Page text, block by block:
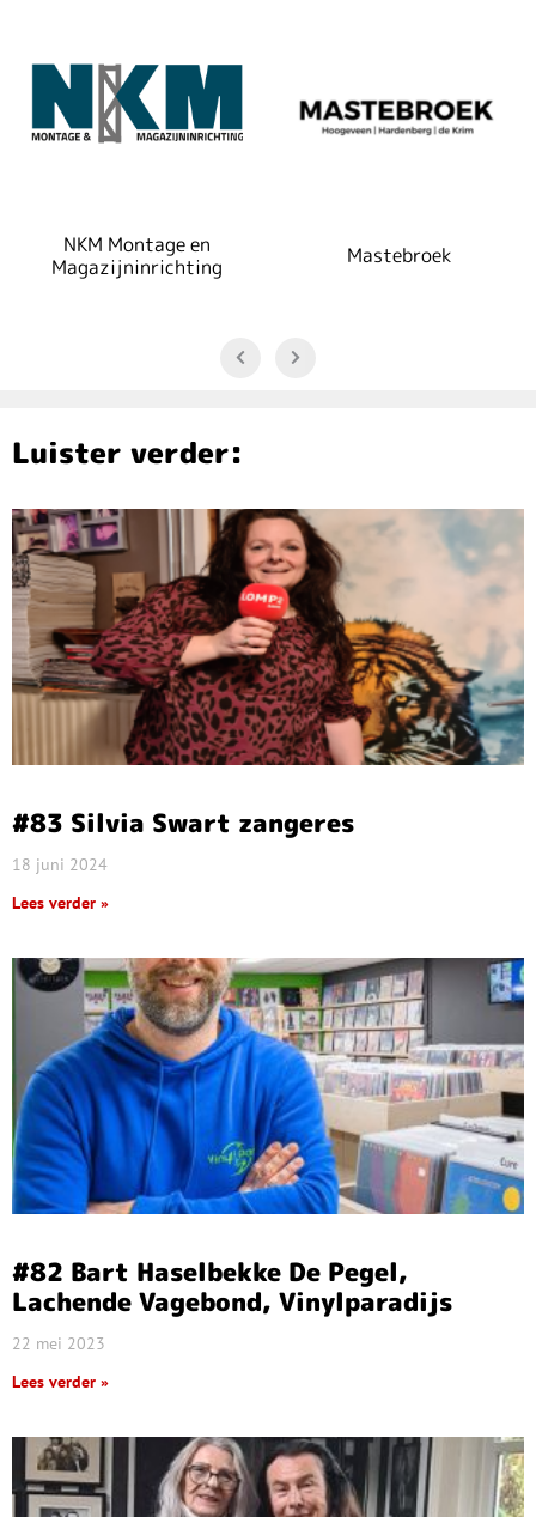
NKM Montage en
Magazijninrichting
Mastebroek
Luister verder:
#83 Silvia Swart zangeres
18 juni 2024
Lees verder »
#82 Bart Haselbekke De Pegel,
Lachende Vagebond, Vinylparadijs
22 mei 2023
Lees verder »